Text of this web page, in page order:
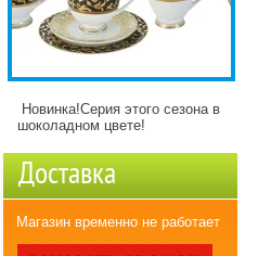
Новинка!Серия этого сезона в
шоколадном цвете!
Доставка
Магазин временно не работает